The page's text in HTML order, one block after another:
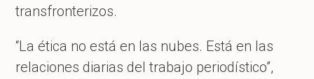
transfronterizos.
“La ética no está en las nubes. Está en las
relaciones diarias del trabajo periodístico”,